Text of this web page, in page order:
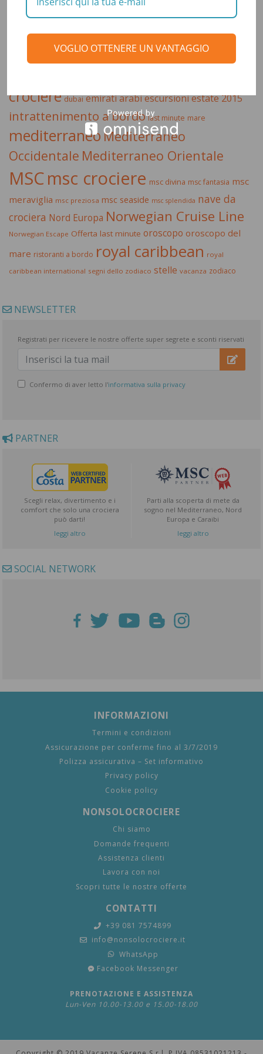
astrologia caraibi
costa costa crocierecrocieracrociera
ai caraibi crociera di lusso crociera
crociere dubai emirati arabiescursioniestate 2015
intrattenimento a bordo last minute mare
mediterraneoMediterraneo
Occidentale Mediterraneo Orientale
MSCmsc crociere msc divina msc fantasia msc
meraviglia msc preziosa msc seaside msc splendida nave da
crociera Nord Europa Norwegian Cruise Line
Norwegian Escape Offerta last minute oroscopo oroscopo del
mare ristoranti a bordo royal caribbean royal
caribbean international segni dello zodiaco stelle vacanza zodiaco
NEWSLETTER
Registrati per ricevere le nostre offerte super segrete e sconti riservati
Confermo di aver letto l'informativa sulla privacy
PARTNER
Scegli relax, divertimento e i
comfort che solo una crociera
può darti!
leggi altro
Parti alla scoperta di mete da
sogno nel Mediterraneo, Nord
Europa e Caraibi
leggi altro
SOCIAL NETWORK
INFORMAZIONI
Termini e condizioni
Assicurazione per conferme fino al 3/7/2019
Polizza assicurativa – Set informativo
Privacy policy
Cookie policy
NONSOLOCROCIERE
Chi siamo
Domande frequenti
Assistenza clienti
Lavora con noi
Scopri tutte le nostre offerte
CONTATTI
+39 081 7574899
info@nonsolocrociere.it
WhatsApp
Facebook Messenger
PRENOTAZIONE E ASSISTENZA
Lun-Ven 10.00-13.00 e 15.00-18.00
VOGLIO OTTENERE UN VANTAGGIO